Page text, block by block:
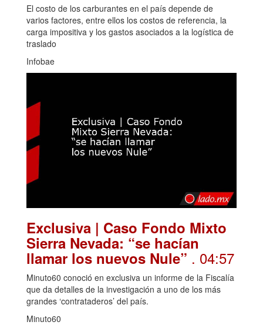
El costo de los carburantes en el país depende de
varios factores, entre ellos los costos de referencia, la
carga impositiva y los gastos asociados a la logística de
traslado
Infobae
Exclusiva | Caso Fondo Mixto
Sierra Nevada: “se hacían
llamar los nuevos Nule” . 04:57
Minuto60 conoció en exclusiva un informe de la Fiscalía
que da detalles de la investigación a uno de los más
grandes ‘contrataderos’ del país.
Minuto60